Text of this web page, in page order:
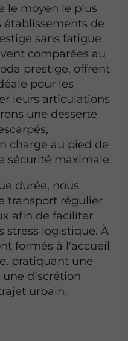
le moyen le plus
établissements de
sans fatigue
comparées au
prestige, offrent
pour les
leurs articulations
une desserte
charge au pied de
sécurité maximale.
durée, nous
transport régulier
afin de faciliter
stress logistique. À
formés à l'accueil
pratiquant une
discrétion
urbain.